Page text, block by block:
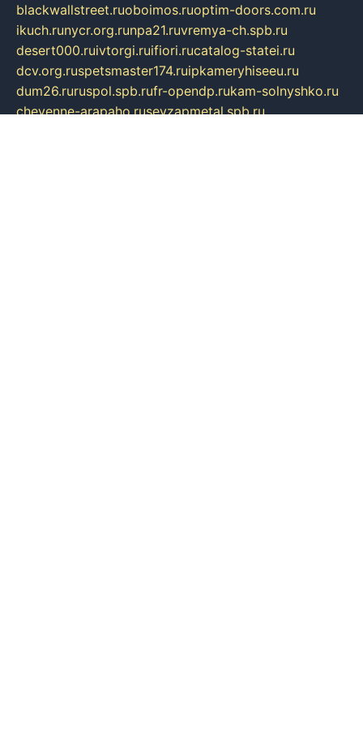
blackwallstreet.ruoboimos.ruoptim-doors.com.ru
ikuch.runycr.org.runpa21.ruvremya-ch.spb.ru
desert000.ruivtorgi.ruifiori.rucatalog-statei.ru
dcv.org.ruspetsmaster174.ruipkameryhiseeu.ru
dum26.ruruspol.spb.rufr-opendp.rukam-solnyshko.ru
cheyenne-arapaho.rusevzapmetal.spb.ru